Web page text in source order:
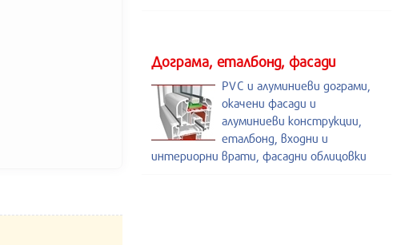
Дограма, еталбонд, фасади
PVC и алуминиеви дограми,
окачени фасади и
алуминиеви конструкции,
еталбонд, входни и
интериорни врати, фасадни облицовки